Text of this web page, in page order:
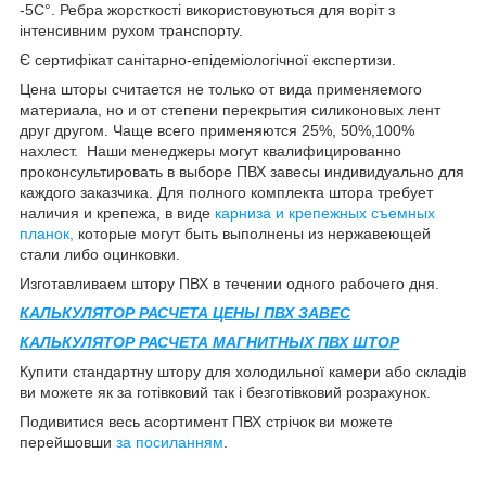
-5С°. Ребра жорсткості використовуються для воріт з
інтенсивним рухом транспорту.
Є сертифікат санітарно-епідеміологічної експертизи.
Цена шторы считается не только от вида применяемого
материала, но и от степени перекрытия силиконовых лент
друг другом. Чаще всего применяются 25%, 50%,100%
нахлест. Наши менеджеры могут квалифицированно
проконсультировать в выборе ПВХ завесы индивидуально для
каждого заказчика. Для полного комплекта штора требует
наличия и крепежа, в виде карниза и крепежных съемных
планок, которые могут быть выполнены из нержавеющей
стали либо оцинковки.
Изготавливаем штору ПВХ в течении одного рабочего дня.
КАЛЬКУЛЯТОР РАСЧЕТА ЦЕНЫ ПВХ ЗАВЕС
КАЛЬКУЛЯТОР РАСЧЕТА МАГНИТНЫХ ПВХ ШТОР
Купити стандартну штору для холодильної камери або складів
ви можете як за готівковий так і безготівковий розрахунок.
Подивитися весь асортимент ПВХ стрічок ви можете
перейшовши за посиланням.